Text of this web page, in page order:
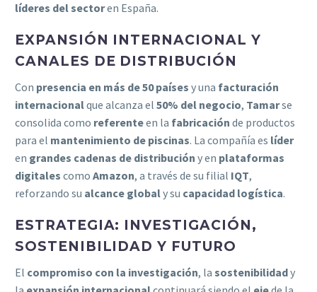
líderes del sectoren España.
EXPANSIÓN INTERNACIONAL Y
CANALES DE DISTRIBUCIÓN
Con presencia en más de 50 países y una facturación
internacionalque alcanza el 50% del negocio, Tamarse
consolida como referenteen la fabricación de productos
para el mantenimiento de piscinas. La compañía es líder
en grandes cadenas de distribución y en plataformas
digitales como Amazon, a través de su filial IQT,
reforzando su alcance globaly su capacidad logística.
ESTRATEGIA: INVESTIGACIÓN,
SOSTENIBILIDAD Y FUTURO
El compromiso con la investigación, la sostenibilidady